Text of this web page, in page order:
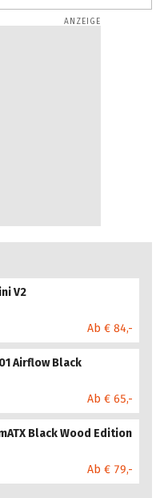
V2
Ab € 84,-
Airflow Black
Ab € 65,-
Black Wood Edition
Ab € 79,-